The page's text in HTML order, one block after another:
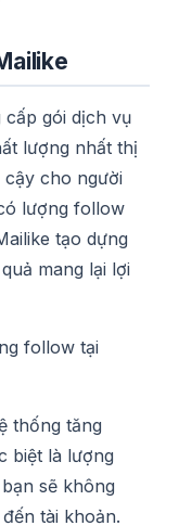
gói dịch vụ
lượng nhất thị
cho người
lượng follow
tạo dựng
mang lại lợi
follow tại
thống tăng
biệt là lượng
sẽ không
tài khoản.